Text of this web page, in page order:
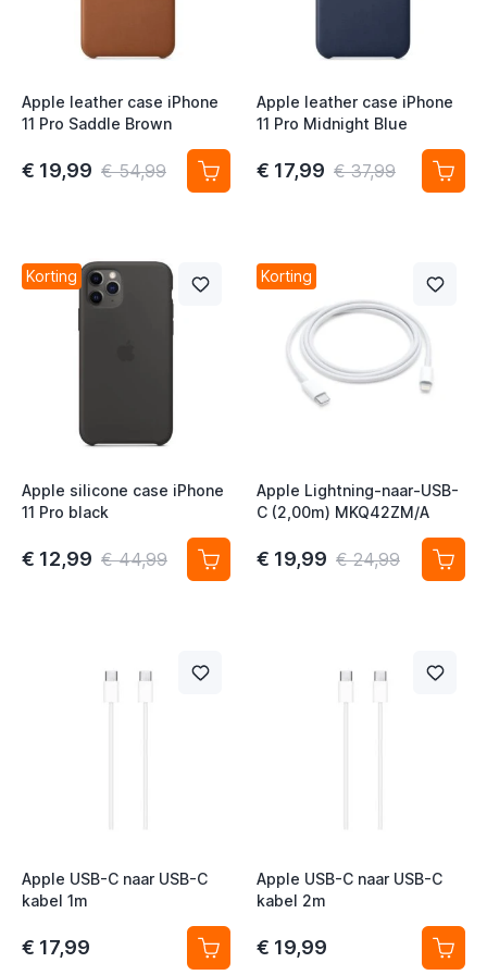
Apple leather case iPhone
11 Pro Saddle Brown
€ 19,99 € 54,99
Apple leather case iPhone
11 Pro Midnight Blue
€ 17,99 € 37,99
Korting
Apple silicone case iPhone
11 Pro black
€ 12,99 € 44,99
Korting
Apple Lightning-naar-USB-
C (2,00m) MKQ42ZM/A
€ 19,99 € 24,99
Apple USB-C naar USB-C
kabel 1m
€ 17,99
Apple USB-C naar USB-C
kabel 2m
€ 19,99